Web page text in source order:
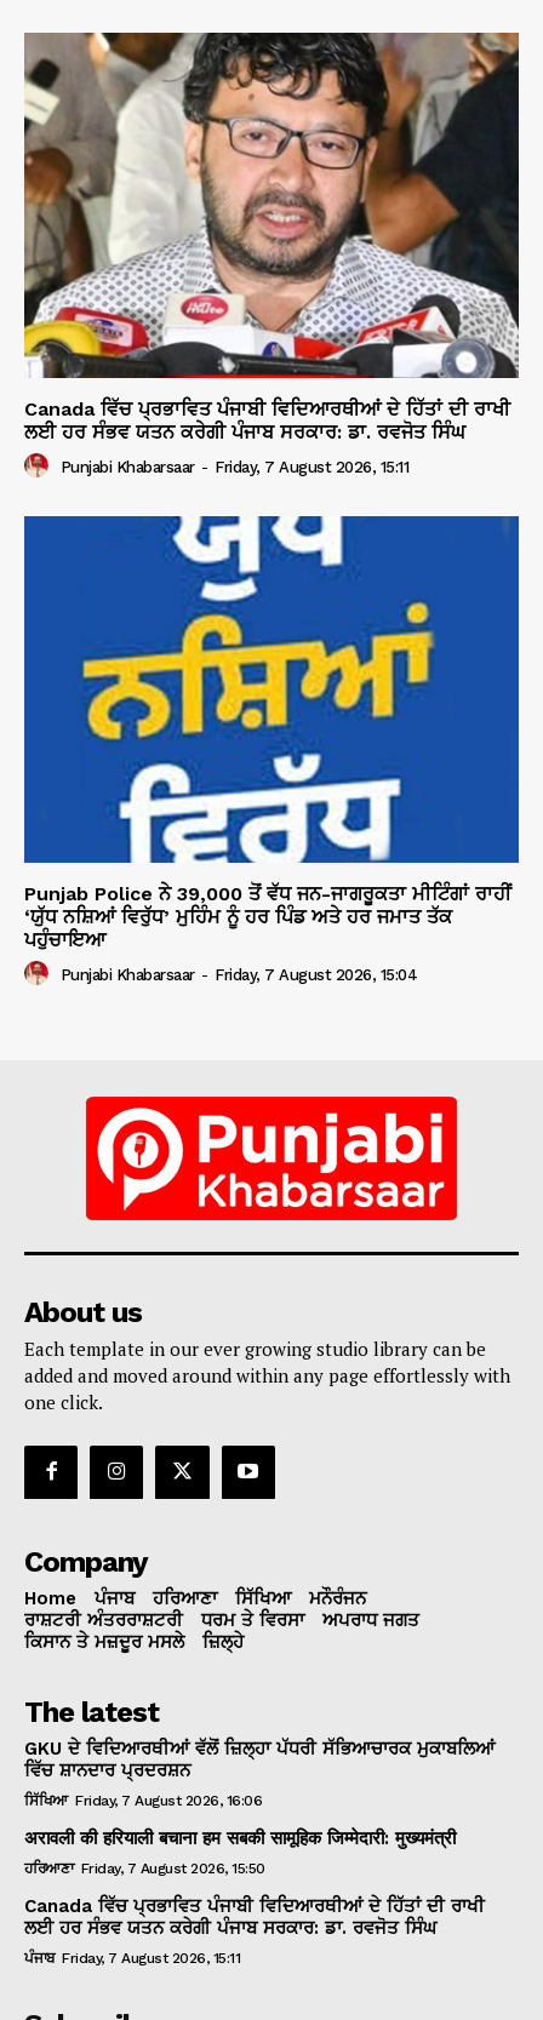
Canada ਵਿੱਚ ਪ੍ਰਭਾਵਿਤ ਪੰਜਾਬੀ ਵਿਦਿਆਰਥੀਆਂ ਦੇ ਹਿੱਤਾਂ ਦੀ ਰਾਖੀ
ਲਈ ਹਰ ਸੰਭਵ ਯਤਨ ਕਰੇਗੀ ਪੰਜਾਬ ਸਰਕਾਰ: ਡਾ. ਰਵਜੋਤ ਸਿੰਘ
Punjabi Khabarsaar - Friday, 7 August 2026, 15:11
Punjab Police ਨੇ 39,000 ਤੋਂ ਵੱਧ ਜਨ-ਜਾਗਰੂਕਤਾ ਮੀਟਿੰਗਾਂ ਰਾਹੀਂ
‘ਯੁੱਧ ਨਸ਼ਿਆਂ ਵਿਰੁੱਧ’ ਮੁਹਿੰਮ ਨੂੰ ਹਰ ਪਿੰਡ ਅਤੇ ਹਰ ਜਮਾਤ ਤੱਕ
ਪਹੁੰਚਾਇਆ
Punjabi Khabarsaar - Friday, 7 August 2026, 15:04
About us
Each template in our ever growing studio library can be
added and moved around within any page effortlessly with
one click.
Company
Home ਪੰਜਾਬ ਹਰਿਆਣਾ ਸਿੱਖਿਆ
ਮਨੌਰੰਜਨ
ਰਾਸ਼ਟਰੀ ਅੰਤਰਰਾਸ਼ਟਰੀ
ਧਰਮ ਤੇ ਵਿਰਸਾ
ਅਪਰਾਧ ਜਗਤ
ਕਿਸਾਨ ਤੇ ਮਜ਼ਦੂਰ ਮਸਲੇ
ਜ਼ਿਲ੍ਹੇ
The latest
GKU ਦੇ ਵਿਦਿਆਰਥੀਆਂ ਵੱਲੋਂ ਜ਼ਿਲ੍ਹਾ ਪੱਧਰੀ ਸੱਭਿਆਚਾਰਕ ਮੁਕਾਬਲਿਆਂ
ਵਿੱਚ ਸ਼ਾਨਦਾਰ ਪ੍ਰਦਰਸ਼ਨ
ਸਿੱਖਿਆ Friday, 7 August 2026, 16:06
अरावली की हरियाली बचाना हम सबकी सामूहिक जिम्मेदारी: मुख्यमंत्री
ਹਰਿਆਣਾ Friday, 7 August 2026, 15:50
Canada ਵਿੱਚ ਪ੍ਰਭਾਵਿਤ ਪੰਜਾਬੀ ਵਿਦਿਆਰਥੀਆਂ ਦੇ ਹਿੱਤਾਂ ਦੀ ਰਾਖੀ
ਲਈ ਹਰ ਸੰਭਵ ਯਤਨ ਕਰੇਗੀ ਪੰਜਾਬ ਸਰਕਾਰ: ਡਾ. ਰਵਜੋਤ ਸਿੰਘ
ਪੰਜਾਬ Friday, 7 August 2026, 15:11